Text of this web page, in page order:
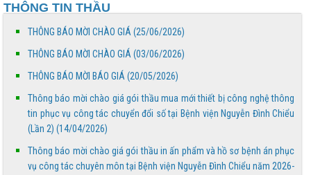
THÔNG TIN THẦU
THÔNG BÁO MỜI CHÀO GIÁ (25/06/2026)
THÔNG BÁO MỜI CHÀO GIÁ (03/06/2026)
THÔNG BÁO MỜI BÁO GIÁ (20/05/2026)
Thông báo mời chào giá gói thầu mua mới thiết bị công nghệ thông
tin phục vụ công tác chuyển đổi số tại Bệnh viện Nguyễn Đình Chiểu
(Lần 2) (14/04/2026)
Thông báo mời chào giá gói thầu in ấn phẩm và hồ sơ bệnh án phục
vụ công tác chuyên môn tại Bệnh viện Nguyễn Đình Chiểu năm 2026-
Báo cáo đánh giá chất lượng Bệnh viện Nguyễn Đình
Chiểu tháng 5 năm 2026
THÔNG BÁO MỜI CHÀO GIÁ
Truyền thông về phòng, chống tác hại của thuốc lá
THÔNG BÁO MỜI BÁO GIÁ